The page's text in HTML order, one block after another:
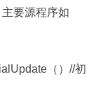
要源程序如
（）//初